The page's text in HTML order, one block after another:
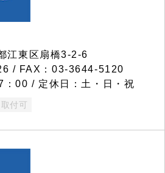
東区扇橋3-2-6
/ FAX：03-3644-5120
00 / 定休日：土・日・祝
付可